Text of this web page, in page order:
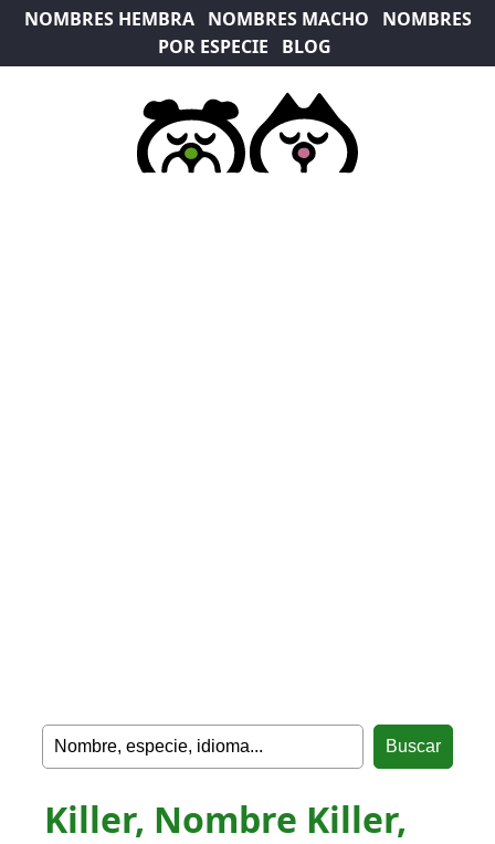
NOMBRES HEMBRA NOMBRES MACHO
NOMBRES
POR ESPECIE
BLOG
Killer, Nombre Killer,